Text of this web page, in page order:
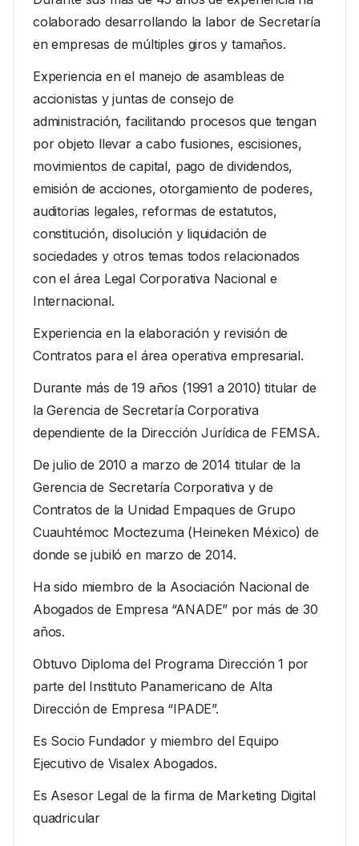
colaborado desarrollando la labor de Secretaría
en empresas de múltiples giros y tamaños.
Experiencia en el manejo de asambleas de
accionistas y juntas de consejo de
administración, facilitando procesos que tengan
por objeto llevar a cabo fusiones, escisiones,
movimientos de capital, pago de dividendos,
emisión de acciones, otorgamiento de poderes,
auditorias legales, reformas de estatutos,
constitución, disolución y liquidación de
sociedades y otros temas todos relacionados
con el área Legal Corporativa Nacional e
Internacional.
Experiencia en la elaboración y revisión de
Contratos para el área operativa empresarial.
Durante más de 19 años (1991 a 2010) titular de
la Gerencia de Secretaría Corporativa
dependiente de la Dirección Jurídica de FEMSA.
De julio de 2010 a marzo de 2014 titular de la
Gerencia de Secretaría Corporativa y de
Contratos de la Unidad Empaques de Grupo
Cuauhtémoc Moctezuma (Heineken México) de
donde se jubiló en marzo de 2014.
Ha sido miembro de la Asociación Nacional de
Abogados de Empresa “ANADE” por más de 30
años.
Obtuvo Diploma del Programa Dirección 1 por
parte del Instituto Panamericano de Alta
Dirección de Empresa “IPADE”.
Es Socio Fundador y miembro del Equipo
Ejecutivo de Visalex Abogados.
Es Asesor Legal de la firma de Marketing Digital
quadricular